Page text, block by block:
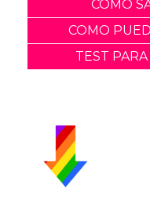
COMO
COMO
TEST